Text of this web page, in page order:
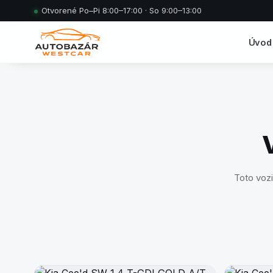
Otvorené Po–Pi 8:00–17:00 · So 9:00–13:00
Úvod
Toto